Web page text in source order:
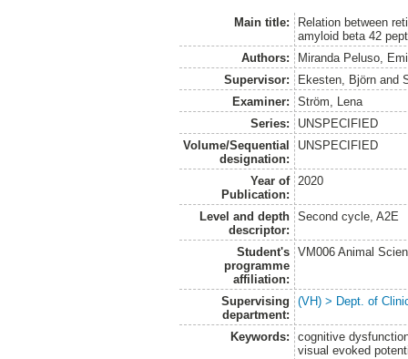
Main title:
Relation between
amyloid beta 42
Authors:
Miranda Peluso,
Supervisor:
Ekesten, Björn and
Examiner:
Ström, Lena
Series:
UNSPECIFIED
Volume/Sequential
designation:
UNSPECIFIED
Year of
Publication:
2020
Level and depth
descriptor:
Second cycle, A2E
Student's
programme
affiliation:
VM006 Animal
Supervising
department:
(VH) > Dept. of
Keywords:
cognitive
visual evoked